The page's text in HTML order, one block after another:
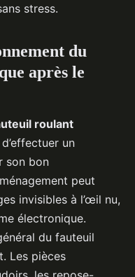
stress.
du
après le
roulant
un
son bon
peut
invisibles à l’œil nu,
électronique.
du fauteuil
Les pièces